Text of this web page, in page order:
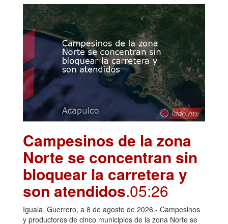
Campesinos de la zona
Norte se concentran sin
bloquear la carretera y
son atendidos.05:26
Iguala, Guerrero, a 8 de agosto de 2026.- Campesinos
y productores de cinco municipios de la zona Norte se